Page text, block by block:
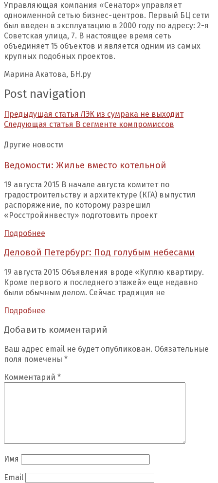
Управляющая компания «Сенатор» управляет
одноименной сетью бизнес-центров. Первый БЦ сети
был введен в эксплуатацию в 2000 году по адресу: 2-я
Советская улица, 7. В настоящее время сеть
объединяет 15 объектов и является одним из самых
крупных подобных проектов.
Марина Акатова, БН.ру
Post navigation
Предыдущая статья ЛЭК из сумрака не выходит
Следующая статья В сегменте компромиссов
Другие новости
Ведомости: Жилье вместо котельной
19 августа 2015 В начале августа комитет по
градостроительству и архитектуре (КГА) выпустил
распоряжение, по которому разрешил
«Росстройинвесту» подготовить проект
Подробнее
Деловой Петербург: Под голубым небесами
19 августа 2015 Объявления вроде «Куплю квартиру.
Кроме первого и последнего этажей» еще недавно
были обычным делом. Сейчас традиция не
Подробнее
Добавить комментарий
Ваш адрес email не будет опубликован. Обязательные
поля помечены *
Комментарий *
Имя
Email